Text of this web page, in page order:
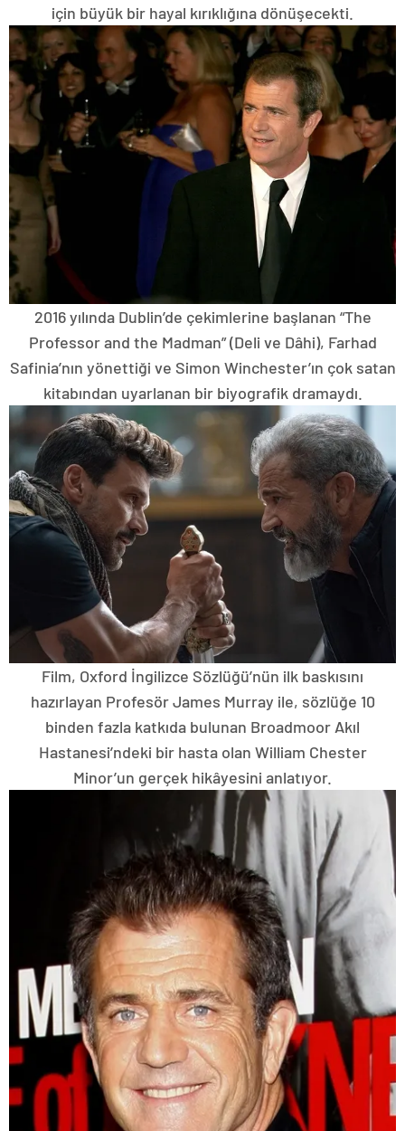
için büyük bir hayal kırıklığına dönüşecekti.
2016 yılında Dublin’de çekimlerine başlanan “The
Professor and the Madman” (Deli ve Dâhi), Farhad
Safinia’nın yönettiği ve Simon Winchester’ın çok satan
kitabından uyarlanan bir biyografik dramaydı.
Film, Oxford İngilizce Sözlüğü’nün ilk baskısını
hazırlayan Profesör James Murray ile, sözlüğe 10
binden fazla katkıda bulunan Broadmoor Akıl
Hastanesi’ndeki bir hasta olan William Chester
Minor’un gerçek hikâyesini anlatıyor.